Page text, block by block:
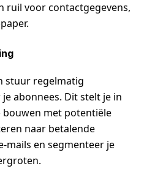
ruil voor contactgegevens,
stuur regelmatig
abonnees. Dit stelt je in
met potentiële
naar betalende
mails en segmenteer je